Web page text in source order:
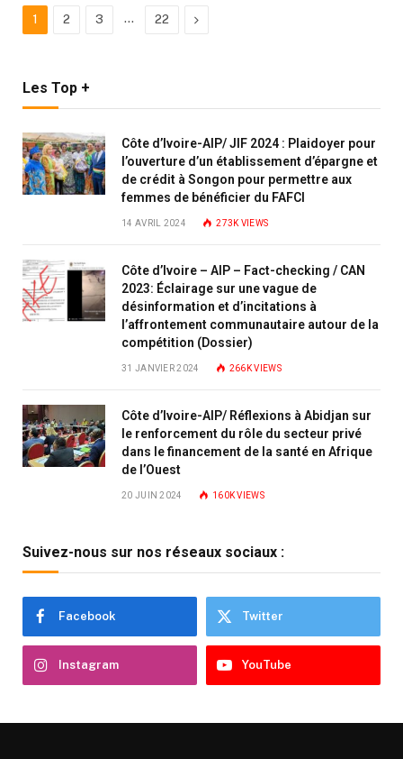
1 2 3 … 22 Next
Les Top +
Côte d’Ivoire-AIP/ JIF 2024 : Plaidoyer pour
l’ouverture d’un établissement d’épargne et
de crédit à Songon pour permettre aux
femmes de bénéficier du FAFCI
14 AVRIL 2024 273K VIEWS
Côte d’Ivoire – AIP – Fact-checking / CAN
2023: Éclairage sur une vague de
désinformation et d’incitations à
l’affrontement communautaire autour de la
compétition (Dossier)
31 JANVIER 2024 266KVIEWS
Côte d’Ivoire-AIP/ Réflexions à Abidjan sur
le renforcement du rôle du secteur privé
dans le financement de la santé en Afrique
de l’Ouest
20 JUIN 2024 160KVIEWS
Suivez-nous sur nos réseaux sociaux :
Facebook Twitter
Instagram YouTube